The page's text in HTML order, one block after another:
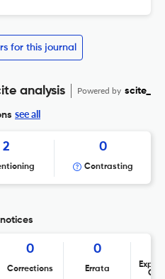
for this journal
analysis Powered by scite_
see all
2 0
Contrasting
0
Corrections
0
Errata